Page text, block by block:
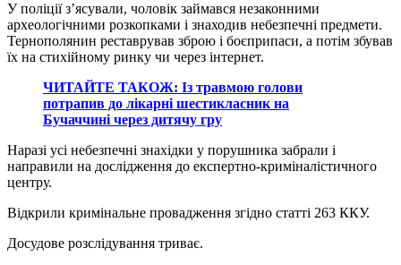
У поліції з’ясували, чоловік займався незаконними
археологічними розкопками і знаходив небезпечні предмети.
Тернополянин реставрував зброю і боєприпаси, а потім збував
їх на стихійному ринку чи через інтернет.
ЧИТАЙТЕ ТАКОЖ: Із травмою голови
потрапив до лікарні шестикласник на
Бучаччині через дитячу гру
Наразі усі небезпечні знахідки у порушника забрали і
направили на дослідження до експертно-криміналістичного
центру.
Відкрили кримінальне провадження згідно статті 263 ККУ.
Досудове розслідування триває.